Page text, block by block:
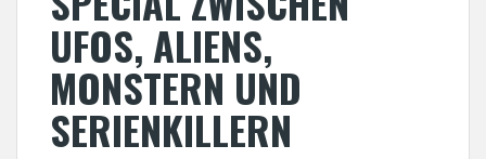
UFOS, ALIENS,
MONSTERN UND
SERIENKILLERN